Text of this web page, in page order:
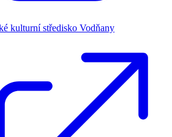
kulturní středisko Vodňany